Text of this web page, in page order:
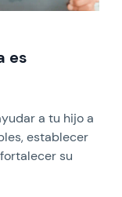
es
a tu hijo a
establecer
su